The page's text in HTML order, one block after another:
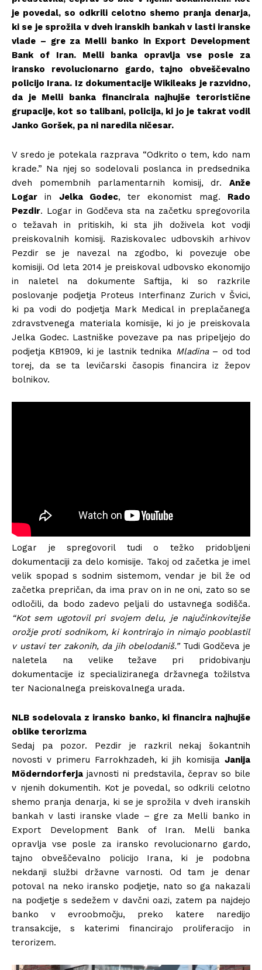
je povedal, so odkrili celotno shemo pranja denarja,
ki se je sprožila v dveh iranskih bankah v lasti iranske
vlade – gre za Melli banko in Export Development
Bank of Iran. Melli banka opravlja vse posle za
iransko revolucionarno gardo, tajno obveščevalno
policijo Irana. Iz dokumentacije Wikileaks je razvidno,
da je Melli banka financirala najhujše teroristične
grupacije, kot so talibani, policija, ki jo je takrat vodil
Janko Goršek, pa ni naredila ničesar.
V sredo je potekala razprava “Odkrito o tem, kdo nam
krade.” Na njej so sodelovali poslanca in predsednika
dveh pomembnih parlamentarnih komisij, dr. Anže
Logar in Jelka Godec, ter ekonomist mag. Rado
Pezdir. Logar in Godčeva sta na začetku spregovorila
o težavah in pritiskih, ki sta jih doživela kot vodji
preiskovalnih komisij. Raziskovalec udbovskih arhivov
Pezdir se je navezal na zgodbo, ki povezuje obe
komisiji. Od leta 2014 je preiskoval udbovsko ekonomijo
in naletel na dokumente Saftija, ki so razkrile
poslovanje podjetja Proteus Interfinanz Zurich v Švici,
ki pa vodi do podjetja Mark Medical in preplačanega
zdravstvenega materiala komisije, ki jo je preiskovala
Jelka Godec. Lastniške povezave pa nas pripeljejo do
podjetja KB1909, ki je lastnik tednika Mladina– od tod
torej, da se ta levičarski časopis financira iz žepov
bolnikov.
Logar je spregovoril tudi o težko pridobljeni
dokumentaciji za delo komisije. Takoj od začetka je imel
velik spopad s sodnim sistemom, vendar je bil že od
začetka prepričan, da ima prav on in ne oni, zato so se
odločili, da bodo zadevo peljali do ustavnega sodišča.
“Kot sem ugotovil pri svojem delu, je najučinkovitejše
orožje proti sodnikom, ki kontrirajo in nimajo pooblastil
v ustavi ter zakonih, da jih obelodaniš.”Tudi Godčeva je
naletela na velike težave pri pridobivanju
dokumentacije iz specializiranega državnega tožilstva
ter Nacionalnega preiskovalnega urada.
NLB sodelovala z iransko banko, ki financira najhujše
oblike terorizma
Sedaj pa pozor. Pezdir je razkril nekaj šokantnih
novosti v primeru Farrokhzadeh, ki jih komisija Janija
Möderndorferja javnosti ni predstavila, čeprav so bile
v njenih dokumentih. Kot je povedal, so odkrili celotno
shemo pranja denarja, ki se je sprožila v dveh iranskih
bankah v lasti iranske vlade – gre za Melli banko in
Export Development Bank of Iran. Melli banka
opravlja vse posle za iransko revolucionarno gardo,
tajno obveščevalno policijo Irana, ki je podobna
nekdanji službi državne varnosti. Od tam je denar
potoval na neko iransko podjetje, nato so ga nakazali
na podjetje s sedežem v davčni oazi, zatem pa najdejo
banko v evroobmočju, preko katere naredijo
transakcije, s katerimi financirajo proliferacijo in
terorizem.